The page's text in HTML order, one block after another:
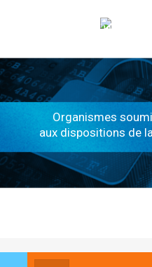
لقانون النفاذ إلى المعلومة
Organismes
aux dispositions de